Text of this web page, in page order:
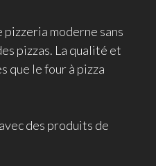
moderne sans
pizzas. La qualité et
que le four à pizza
des produits de